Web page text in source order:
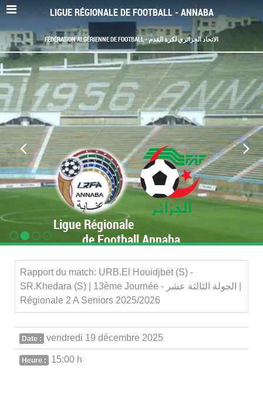
LIGUE RÉGIONALE DE FOOTBALL - ANNABA
FÉDÉRATION ALGÉRIENNE DE FOOTBALL - الاتحاد الجزائري لكرة القدم
Ligue Régionale
de Football Annaba
Rapport du match: URB.El Houidjbet (S) -
SR.Khedara (S) | 13ème Journée - الجولة الثالثة عشر |
Régionale 2 A Seniors 2025/2026
Date : vendredi 19 décembre 2025
Heure : 15:00 h